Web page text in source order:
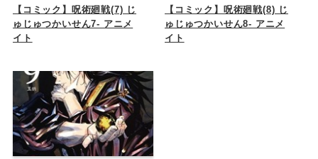
【コミック】呪術廻戦(7) じ
ゅじゅつかいせん7- アニメ
イト
【コミック】呪術廻戦(8) じ
ゅじゅつかいせん8- アニメ
イト